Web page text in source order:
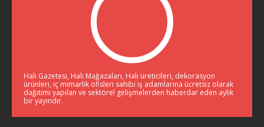
Halı Gazetesi, Halı Mağazaları, Halı üreticileri, dekorasyon
ürünleri, iç mimarlık ofisleri sahibi iş adamlarına ücretsiz olarak
dağıtımı yapılan ve sektörel gelişmelerden haberdar eden aylık
bir yayındır.